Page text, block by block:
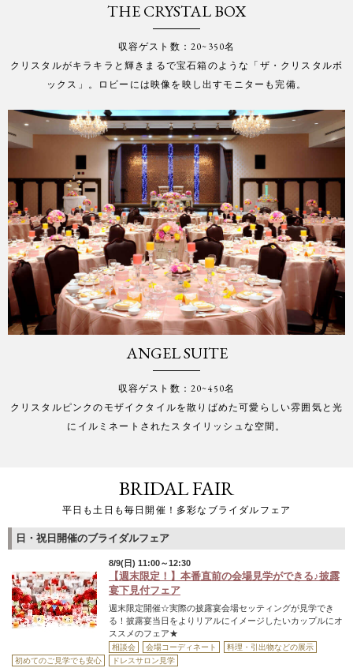
THE CRYSTAL BOX
収容ゲスト数：20~350名
クリスタルがキラキラと輝きまるで宝石箱のような「ザ・クリスタルボ
ックス」。ロビーには映像を映し出すモニターも完備。
ANGEL SUITE
収容ゲスト数：20~450名
クリスタルピンクのモザイクタイルを散りばめた可愛らしい雰囲気と光
にイルミネートされたスタイリッシュな空間。
BRIDAL FAIR
平日も土日も毎日開催！多彩なブライダルフェア